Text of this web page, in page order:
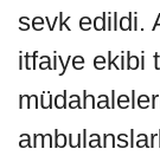
sevk edildi.
itfaiye ekibi